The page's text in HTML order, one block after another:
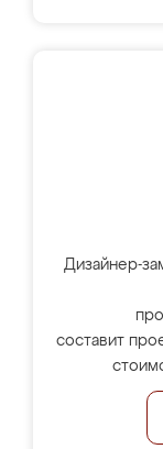
Дизайнер-
составит